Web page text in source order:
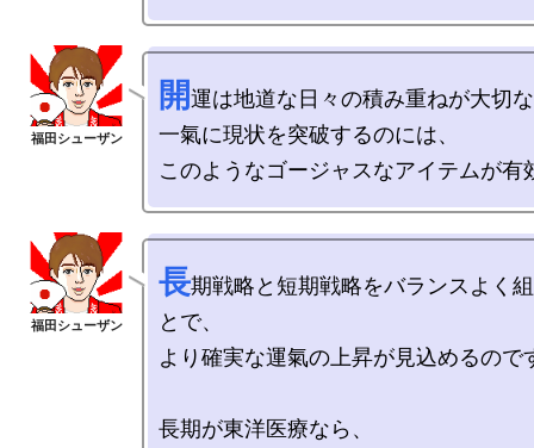
開運は地道な日々の積み重ねが大切
一氣に現状を突破するのには、
長期戦略と短期戦略をバランスよく
とで、
より確実な運氣の上昇が見込めるので
長期が東洋医療なら、